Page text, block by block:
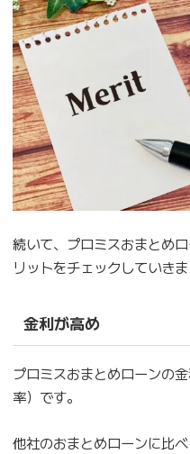
続いて、プロミスおまとめ
リットをチェックしていきま
金利が高め
プロミスおまとめローンの
率）です。
他社のおまとめローンに比べ